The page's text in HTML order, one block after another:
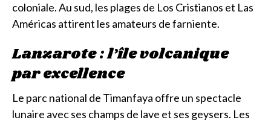
coloniale. Au sud, les plages de Los Cristianos et Las
Américas attirent les amateurs de farniente.
Lanzarote : l’île volcanique
par excellence
Le parc national de Timanfaya offre un spectacle
lunaire avec ses champs de lave et ses geysers. Les